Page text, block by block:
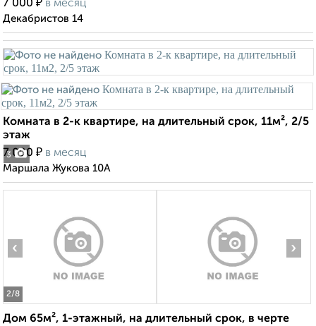
7 000 ₽ в месяц
Декабристов 14
3
Комната в 2-к квартире, на длительный срок, 11м², 2/5
этаж
7 000 ₽ в месяц
Маршала Жукова 10А
2/8
‹ ›
Дом 65м², 1-этажный, на длительный срок, в черте